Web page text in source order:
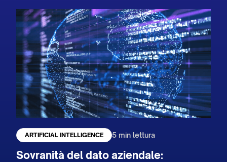
ARTIFICIAL INTELLIGENCE 5 min lettura
Sovranità del dato aziendale: